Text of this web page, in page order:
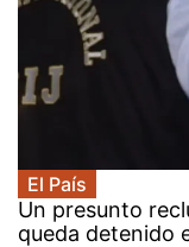
El País
Un presunto
queda detenido